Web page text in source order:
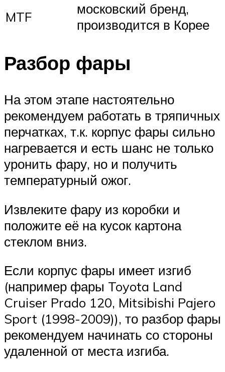
MTF
московский бренд,
производится в Корее
Разбор фары
На этом этапе настоятельно
рекомендуем работать в тряпичных
перчатках, т.к. корпус фары сильно
нагревается и есть шанс не только
уронить фару, но и получить
температурный ожог.
Извлеките фару из коробки и
положите её на кусок картона
стеклом вниз.
Если корпус фары имеет изгиб
(например фары Toyota Land
Cruiser Prado 120, Mitsibishi Pajero
Sport (1998-2009)), то разбор фары
рекомендуем начинать со стороны
удаленной от места изгиба.